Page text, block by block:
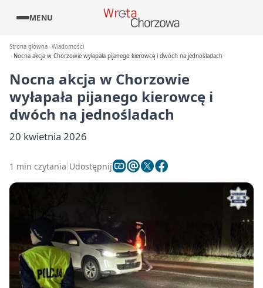
MENU
Strona główna Wiadomości
Nocna akcja w Chorzowie wyłapała pijanego kierowcę i dwóch na jednośladach
Nocna akcja w Chorzowie
wyłapała pijanego kierowcę i
dwóch na jednośladach
20 kwietnia 2026
1 min czytania Udostępnij